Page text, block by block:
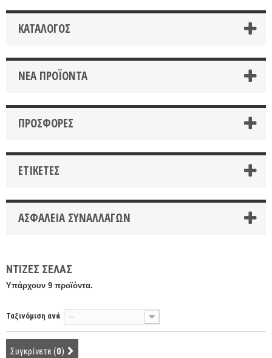
ΚΑΤΆΛΟΓΟΣ
ΝΈΑ ΠΡΟΪΌΝΤΑ
ΠΡΟΣΦΟΡΈΣ
ΕΤΙΚΈΤΕΣ
ΑΣΦΆΛΕΙΑ ΣΥΝΑΛΛΑΓΏΝ
ΝΤΙΖΕΣ ΣΕΛΑΣ
Υπάρχουν 9 προϊόντα.
Ταξινόμιση ανά --
Συγκρίνετε (0)